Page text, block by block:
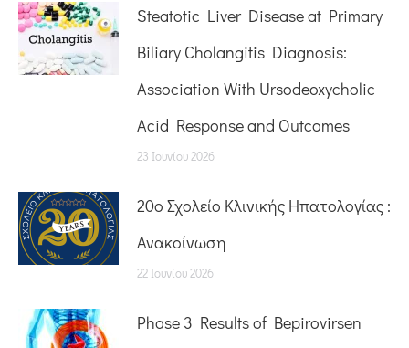
Steatotic Liver Disease at Primary
Biliary Cholangitis Diagnosis:
Association With Ursodeoxycholic
Acid Response and Outcomes
23 Ιουνίου 2026
20o Σχολείο Κλινικής Ηπατολογίας :
Ανακοίνωση
22 Ιουνίου 2026
Phase 3 Results of Bepirovirsen